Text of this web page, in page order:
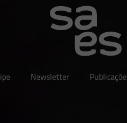
Newsletter